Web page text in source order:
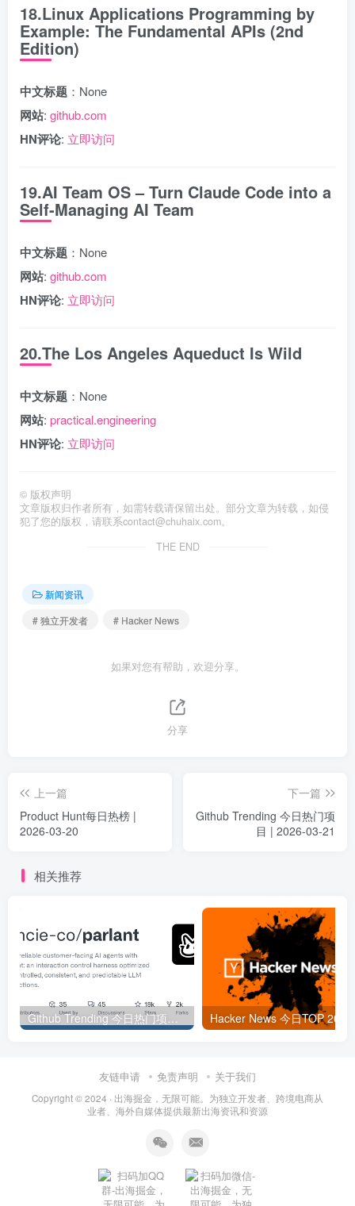
18.Linux Applications Programming by
Example: The Fundamental APIs (2nd
Edition)
中文标题 ：None
网站: github.com
HN评论: 立即访问
19.AI Team OS – Turn Claude Code into a
Self-Managing AI Team
中文标题 ：None
网站: github.com
HN评论: 立即访问
20.The Los Angeles Aqueduct Is Wild
中文标题 ：None
网站: practical.engineering
HN评论: 立即访问
© 版权声明
文章版权归作者所有，如需转载请保留出处。部分文章为转载，如侵
犯了您的版权，请联系contact@chuhaix.com。
THE END
新闻资讯
# 独立开发者
# Hacker News
如果对您有帮助，欢迎分享。
分享
上一篇
Product Hunt每日热榜 |
2026-03-20
下一篇
Github Trending 今日热门项
目 | 2026-03-21
相关推荐
Github Trending 今日热门项目 | 2025-09-06
友链申请 免责声明 关于我们
Copyright © 2024 · 出海掘金，无限可能。为独立开发者、跨境电商从
业者、海外自媒体提供最新出海资讯和资源